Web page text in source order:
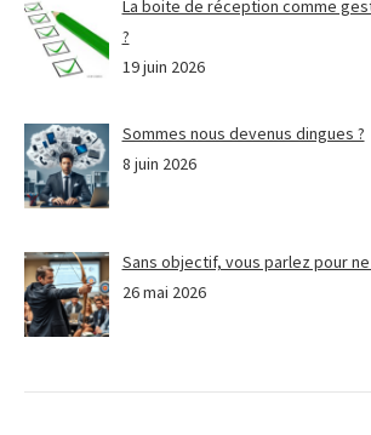
La boite de réception comme
?
19 juin 2026
Sommes nous devenus dingues ?
8 juin 2026
Sans objectif, vous parlez pour
26 mai 2026